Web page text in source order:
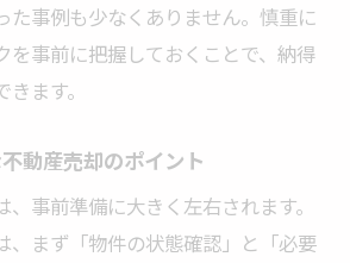
た事例も少なくありません。慎重に
を事前に把握しておくことで、納得
ます。
動産売却のポイント
事前準備に大きく左右されます。
、まず「物件の状態確認」と「必要